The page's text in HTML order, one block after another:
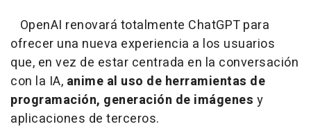
OpenAI renovará totalmente ChatGPT para
ofrecer una nueva experiencia a los usuarios
que, en vez de estar centrada en la conversación
con la IA, anime al uso de herramientas de
programación, generación de imágenes y
aplicaciones de terceros.